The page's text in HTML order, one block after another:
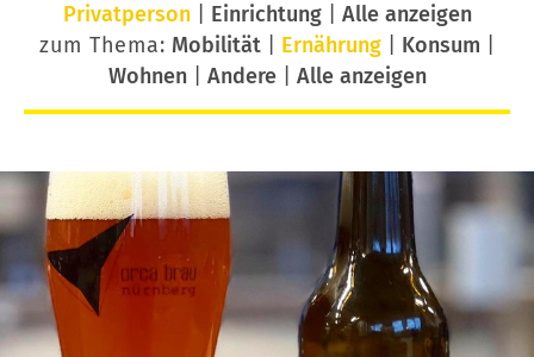
Privatperson| Einrichtung| Alle anzeigen
zum Thema: Mobilität Ernährung Konsum
Wohnen| Andere| Alle anzeigen